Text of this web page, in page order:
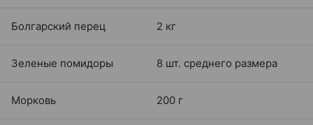
Болгарский перец 2 кг
Зеленые помидоры 8 шт. среднего размера
Морковь 200 г